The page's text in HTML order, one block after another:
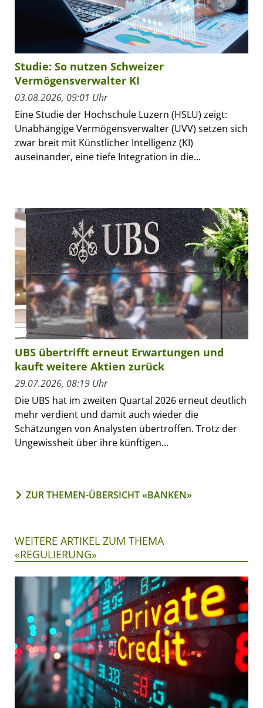
Studie: So nutzen Schweizer
Vermögensverwalter KI
03.08.2026, 09:01 Uhr
Eine Studie der Hochschule Luzern (HSLU) zeigt:
Unabhängige Vermögensverwalter (UVV) setzen sich
zwar breit mit Künstlicher Intelligenz (KI)
auseinander, eine tiefe Integration in die...
UBS übertrifft erneut Erwartungen und
kauft weitere Aktien zurück
29.07.2026, 08:19 Uhr
Die UBS hat im zweiten Quartal 2026 erneut deutlich
mehr verdient und damit auch wieder die
Schätzungen von Analysten übertroffen. Trotz der
Ungewissheit über ihre künftigen...
ZUR THEMEN-ÜBERSICHT «BANKEN»
WEITERE ARTIKEL ZUM THEMA
«REGULIERUNG»